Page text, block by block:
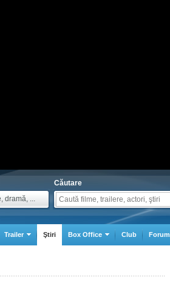
dramă, ...
Căutare
Trailer Ştiri Box Office Club Forum